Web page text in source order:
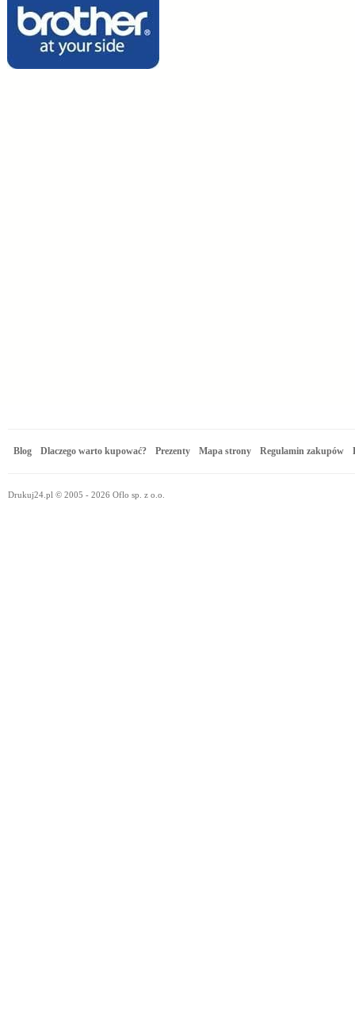
Blog Dlaczego warto kupować? Prezenty Mapa strony Regulamin zakupów
Drukuj24.pl © 2005 - 2026 Oflo sp. z o.o.